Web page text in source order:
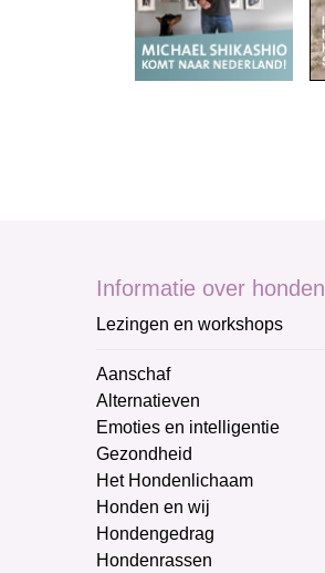
Informatie over honden
Lezingen en workshops
Aanschaf
Alternatieven
Emoties en intelligentie
Gezondheid
Het Hondenlichaam
Honden en wij
Hondengedrag
Hondenrassen